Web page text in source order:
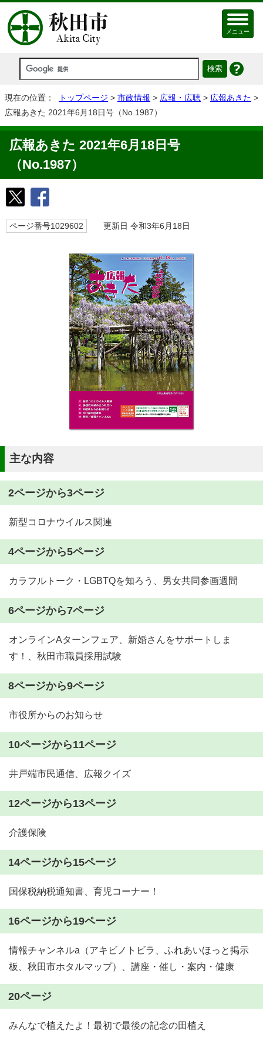
メニュー
現在の位置： トップページ > 市政情報 > 広報・広聴 > 広報あきた >
広報あきた 2021年6月18日号（No.1987）
広報あきた 2021年6月18日号
（No.1987）
ページ番号1029602 更新日 令和3年6月18日
主な内容
2ページから3ページ
新型コロナウイルス関連
4ページから5ページ
カラフルトーク・LGBTQを知ろう、男女共同参画週間
6ページから7ページ
オンラインAターンフェア、新婚さんをサポートしま
す！、秋田市職員採用試験
8ページから9ページ
市役所からのお知らせ
10ページから11ページ
井戸端市民通信、広報クイズ
12ページから13ページ
介護保険
14ページから15ページ
国保税納税通知書、育児コーナー！
16ページから19ページ
情報チャンネルa（アキビノトビラ、ふれあいほっと掲示
板、秋田市ホタルマップ）、講座・催し・案内・健康
20ページ
みんなで植えたよ！最初で最後の記念の田植え